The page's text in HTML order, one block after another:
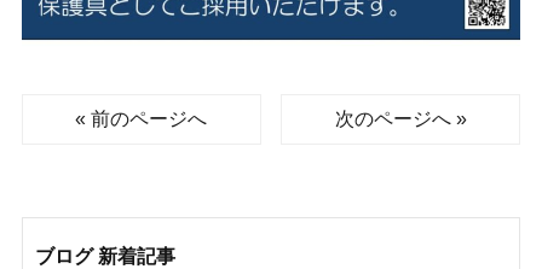
« 前のページへ 次のページへ »
ブログ 新着記事